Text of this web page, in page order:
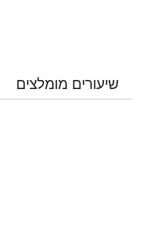
שיעורים מומלצים